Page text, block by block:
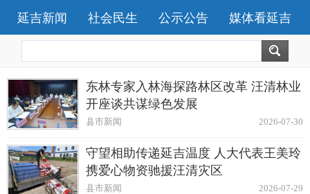
延吉新闻 社会民生 公示公告 媒体看延吉
东林专家入林海探路林区改革 汪清林业
开座谈共谋绿色发展
2026-07-30
县市新闻
守望相助传递延吉温度 人大代表王美玲
携爱心物资驰援汪清灾区
2026-07-29
县市新闻